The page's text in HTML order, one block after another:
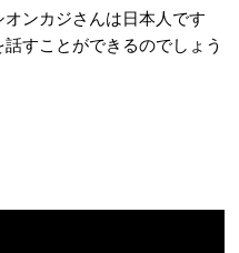
ンカジさんは日本人です
すことができるのでしょう